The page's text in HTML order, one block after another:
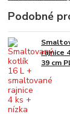
Podobné
rajnice
39 cm